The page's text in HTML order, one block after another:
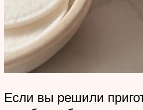
Если вы решили